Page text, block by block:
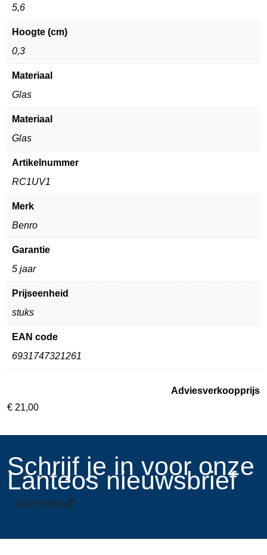
5,6
Hoogte (cm)
0,3
Materiaal
Glas
Materiaal
Glas
Artikelnummer
RC1UV1
Merk
Benro
Garantie
5 jaar
Prijseenheid
stuks
EAN code
6931747321261
Adviesverkoopprijs
€ 21,00
​Schrijf je in voor onze
Lanteos nieuwsbrief
Aanmelden